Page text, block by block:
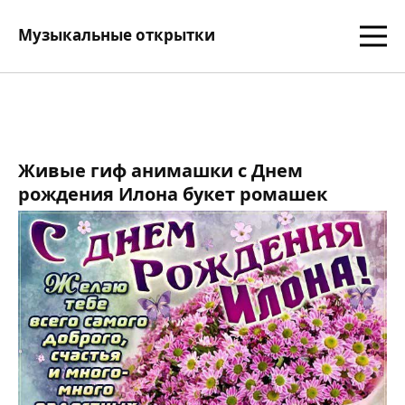
Музыкальные открытки
Живые гиф анимашки с Днем
рождения Илона букет ромашек